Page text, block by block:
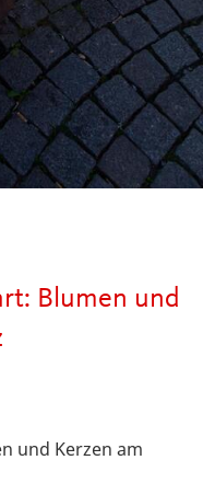
Blumen und
und Kerzen am